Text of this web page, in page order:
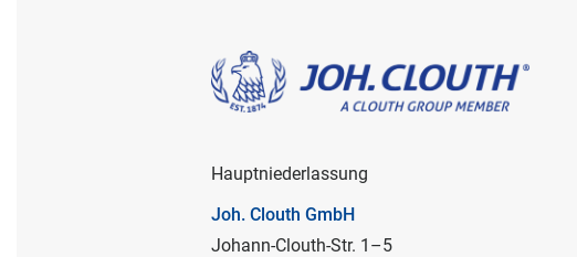
Hauptniederlassung
Joh. Clouth GmbH
Johann-Clouth-Str. 1–5